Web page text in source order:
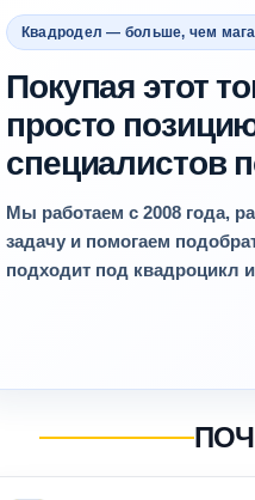
Квадродел — больше, чем
Покупая этот
просто
специалистов
Мы работаем с 2008 года,
задачу и помогаем
подходит под квадроцикл